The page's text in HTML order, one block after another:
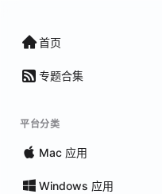
首页
专题合集
平台分类
Mac 应用
Windows 应用